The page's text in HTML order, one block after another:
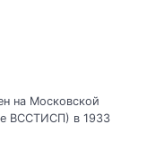
на Московской
ВССТИСП) в 1933